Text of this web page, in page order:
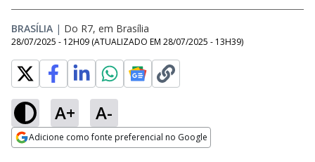
BRASÍLIA | Do R7, em Brasília
28/07/2025 - 12H09 (ATUALIZADO EM 28/07/2025 - 13H39)
A+ A-
Adicione como fonte preferencial no Google